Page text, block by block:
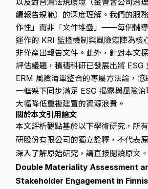
以及對台灣法規環境（金管會公司治
續報告規範）的深度理解。我們的服
作性」而非「文件堆疊」——每個輔
運作的 KRI 監控機制與風險矩陣為核
非僅產出報告文件。此外，針對本文
評估議題，積穗科研已發展出將 ESG
ERM 風險清單整合的專屬方法論，協
一框架下同步滿足 ESG 揭露與風險治
大幅降低重複建置的資源浪費。
關於本文引用論文
本文評析觀點基於以下學術研究，所
研股份有限公司的獨立詮釋，不代表
深入了解原始研究，請直接閱讀原文。
Double Materiality Assessment
Stakeholder Engagement in